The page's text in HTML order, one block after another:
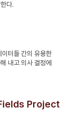
다.
터들 간의 유용한
내고 의사 결정에
Project